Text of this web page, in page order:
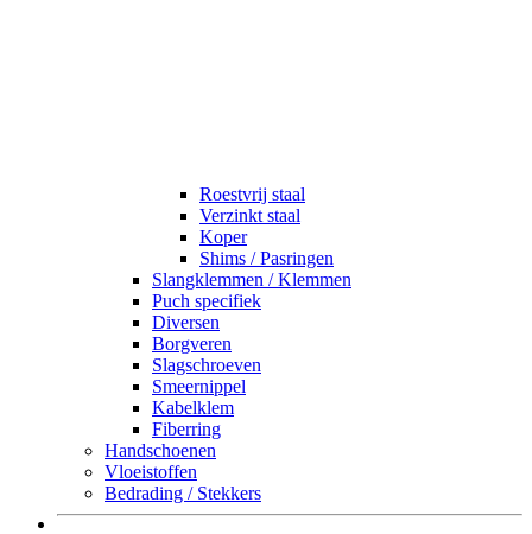
Roestvrij staal
Verzinkt staal
Koper
Shims / Pasringen
Slangklemmen / Klemmen
Puch specifiek
Diversen
Borgveren
Slagschroeven
Smeernippel
Kabelklem
Fiberring
Handschoenen
Vloeistoffen
Bedrading / Stekkers